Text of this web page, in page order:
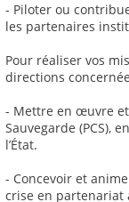
- Piloter ou
les partenaires
Pour réaliser vos
directions
- Mettre en œuvre
Sauvegarde (PCS),
l’État.
- Concevoir et
crise en partenariat